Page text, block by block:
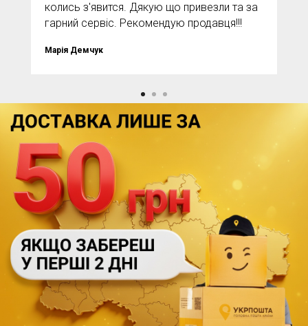
колись з'явится. Дякую що привезли та за
гарний сервіс. Рекомендую продавця!!!
Марія Демчук